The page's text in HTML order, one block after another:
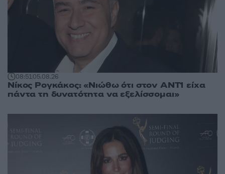
08:5105.08.26
Νίκος Ρογκάκος: «Νιώθω ότι στον ΑΝΤ1 είχα
πάντα τη δυνατότητα να εξελίσσομαι»